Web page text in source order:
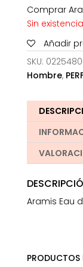
Comprar
Sin
Añadir
SKU:
Hombre,
Aramis Eau
PRODUCTOS